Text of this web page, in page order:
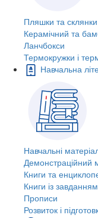
Пляшки та склянки
Керамічний та
Ланчбокси
Термокружки і
Навчальна
Навчальні
Демонстраційний
Книги та
Книги із
Прописи
Розвиток і